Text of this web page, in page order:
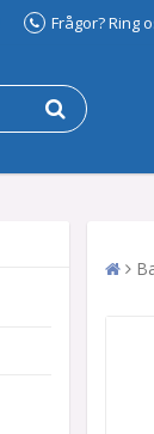
Frågor? Ring